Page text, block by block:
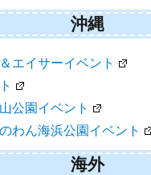
沖縄
エイサーイベント
公園イベント
わん海浜公園イベント
海外